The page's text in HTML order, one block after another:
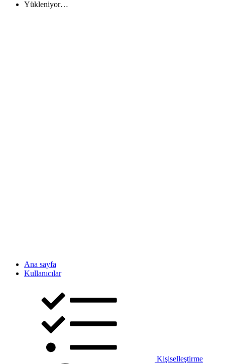
Yükleniyor…
Ana sayfa
Kullanıcılar
Kişiselleştirme